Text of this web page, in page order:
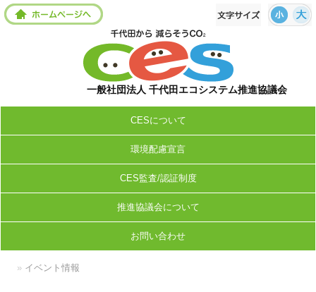
一般社団法人 千代田エコシステム推進協議会
CESについて
環境配慮宣言
CES監査/認証制度
推進協議会について
お問い合わせ
» イベント情報